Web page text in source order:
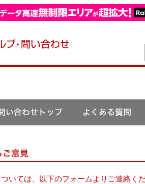
いては、以下のフォームよりご連絡く